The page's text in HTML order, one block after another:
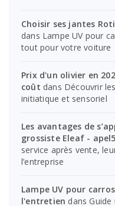
Choisir ses jantes
dans Lampe UV pour
tout pour votre voiture
Prix d'un olivier en
coût dans Découvrir
initiatique et sensoriel
Les avantages de
grossiste Eleaf -
service après vente,
l’entreprise
Lampe UV pour
l'entretien dans Guide